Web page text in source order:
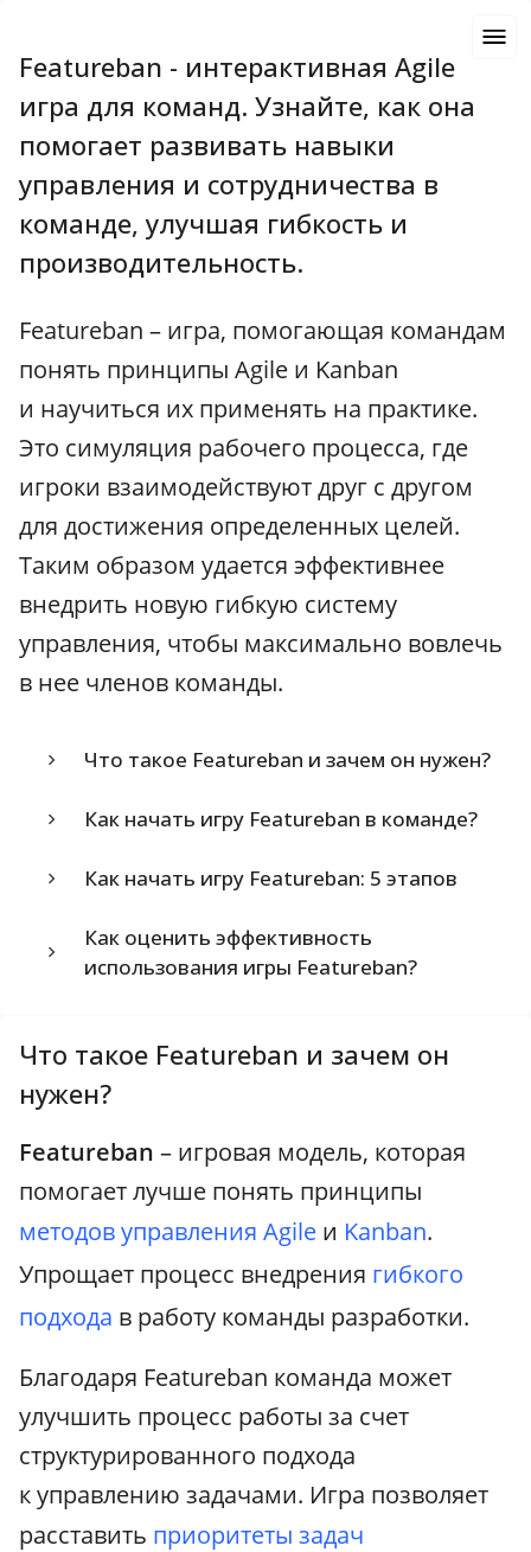
Featureban - интерактивная Agile
игра для команд. Узнайте, как она
помогает развивать навыки
управления и сотрудничества в
команде, улучшая гибкость и
производительность.
Featureban – игра, помогающая командам
понять принципы Agile и Kanban
и научиться их применять на практике.
Это симуляция рабочего процесса, где
игроки взаимодействуют друг с другом
для достижения определенных целей.
Таким образом удается эффективнее
внедрить новую гибкую систему
управления, чтобы максимально вовлечь
в нее членов команды.
Что такое Featureban и зачем он нужен?
Как начать игру Featureban в команде?
Как начать игру Featureban: 5 этапов
Как оценить эффективность
использования игры Featureban?
Что такое Featureban и зачем он
нужен?
Featureban – игровая модель, которая
помогает лучше понять принципы
методов управления Agile и Kanban.
Упрощает процесс внедрения гибкого
подхода в работу команды разработки.
Благодаря Featureban команда может
улучшить процесс работы за счет
структурированного подхода
к управлению задачами. Игра позволяет
расставить приоритеты задач